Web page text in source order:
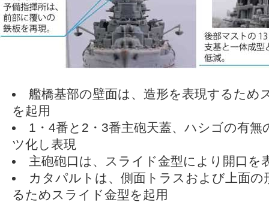
艦橋基部の壁面は、造形を表現するため
を起用
1・4番と2・3番主砲天蓋、ハシゴの有無
ツ化し表現
主砲砲口は、スライド金型により開口を
カタパルトは、側面トラスおよび上面の
るためスライド金型を起用